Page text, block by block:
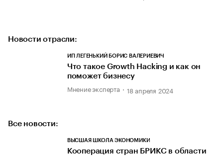
Новости отрасли:
ИП ЛЕГЕНЬКИЙ БОРИС ВАЛЕРИЕВИЧ
Что такое Growth Hacking и как он
поможет бизнесу
Мнение эксперта 18 апреля 2024
Все новости:
ВЫСШАЯ ШКОЛА ЭКОНОМИКИ
Кооперация стран БРИКС в области